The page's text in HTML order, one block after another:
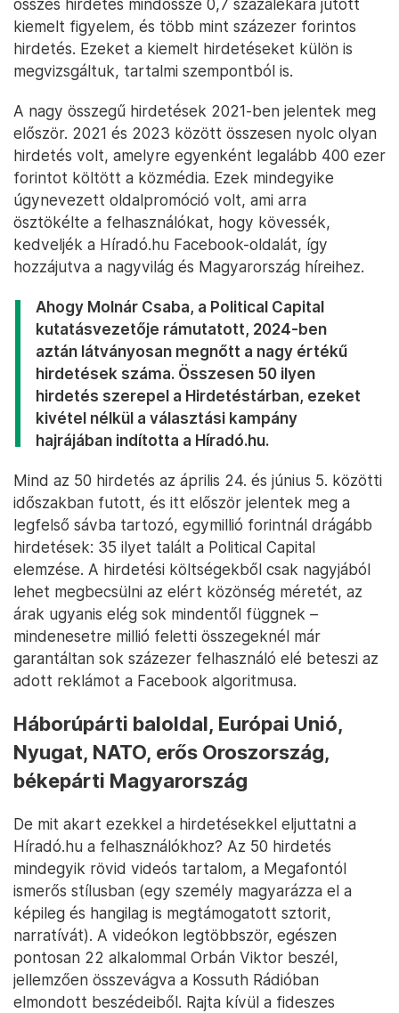
összes hirdetés mindössze 0,7 százalékára jutott
kiemelt figyelem, és több mint százezer forintos
hirdetés. Ezeket a kiemelt hirdetéseket külön is
megvizsgáltuk, tartalmi szempontból is.
A nagy összegű hirdetések 2021-ben jelentek meg
először. 2021 és 2023 között összesen nyolc olyan
hirdetés volt, amelyre egyenként legalább 400 ezer
forintot költött a közmédia. Ezek mindegyike
úgynevezett oldalpromóció volt, ami arra
ösztökélte a felhasználókat, hogy kövessék,
kedveljék a Híradó.hu Facebook-oldalát, így
hozzájutva a nagyvilág és Magyarország híreihez.
Ahogy Molnár Csaba, a Political Capital
kutatásvezetője rámutatott, 2024-ben
aztán látványosan megnőtt a nagy értékű
hirdetések száma. Összesen 50 ilyen
hirdetés szerepel a Hirdetéstárban, ezeket
kivétel nélkül a választási kampány
hajrájában indította a Híradó.hu.
Mind az 50 hirdetés az április 24. és június 5. közötti
időszakban futott, és itt először jelentek meg a
legfelső sávba tartozó, egymillió forintnál drágább
hirdetések: 35 ilyet talált a Political Capital
elemzése. A hirdetési költségekből csak nagyjából
lehet megbecsülni az elért közönség méretét, az
árak ugyanis elég sok mindentől függnek –
mindenesetre millió feletti összegeknél már
garantáltan sok százezer felhasználó elé beteszi az
adott reklámot a Facebook algoritmusa.
Háborúpárti baloldal, Európai Unió,
Nyugat, NATO, erős Oroszország,
békepárti Magyarország
De mit akart ezekkel a hirdetésekkel eljuttatni a
Híradó.hu a felhasználókhoz? Az 50 hirdetés
mindegyik rövid videós tartalom, a Megafontól
ismerős stílusban (egy személy magyarázza el a
képileg és hangilag is megtámogatott sztorit,
narratívát). A videókon legtöbbször, egészen
pontosan 22 alkalommal Orbán Viktor beszél,
jellemzően összevágva a Kossuth Rádióban
elmondott beszédeiből. Rajta kívül a fideszes